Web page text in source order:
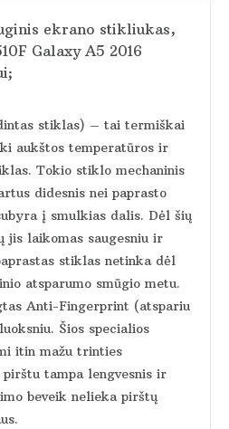
ekrano stikliukas,
Galaxy A5 2016
stiklas) – tai termiškai
aukštos temperatūros ir
Tokio stiklo mechaninis
didesnis nei paprasto
į smulkias dalis. Dėl šių
jis laikomas saugesniu ir
stiklas netinka dėl
atsparumo smūgio metu.
Anti-Fingerprint (atspariu
Šios specialios
itin mažu trinties
tampa lengvesnis ir
beveik nelieka pirštų